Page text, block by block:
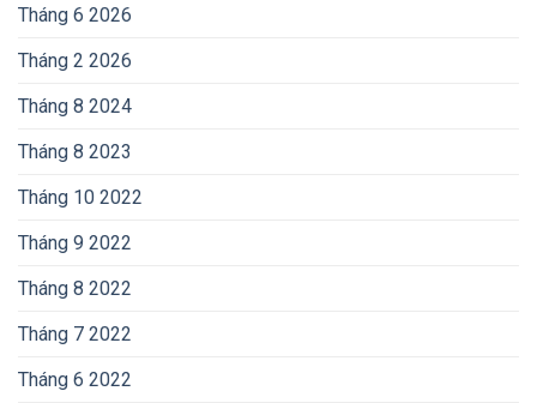
Tháng 6 2026
Tháng 2 2026
Tháng 8 2024
Tháng 8 2023
Tháng 10 2022
Tháng 9 2022
Tháng 8 2022
Tháng 7 2022
Tháng 6 2022